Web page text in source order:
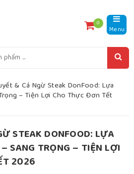
0
Menu
& Cá Ngừ Steak DonFood: Lựa
– Tiện Lợi Cho Thực Đơn Tết
STEAK DONFOOD: LỰA
SANG TRỌNG – TIỆN LỢI
2026